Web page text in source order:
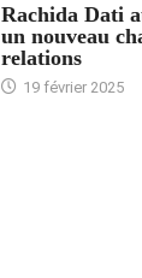
Rachida Dati
un nouveau
relations
19 février 2025